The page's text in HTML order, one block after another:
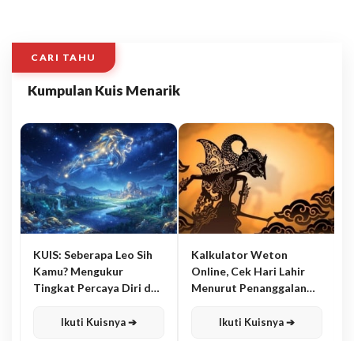
CARI TAHU
Kumpulan Kuis Menarik
KUIS: Seberapa Leo Sih
Kamu? Mengukur
Tingkat Percaya Diri dan
Ikuti Kuisnya ➔
Kalkulator Weton
Online, Cek Hari Lahir
Menurut Penanggalan
Ikuti Kuisnya ➔